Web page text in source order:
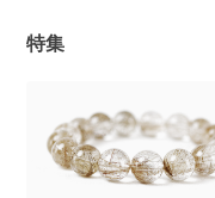
特集